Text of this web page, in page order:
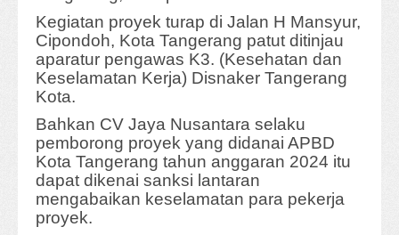
Kegiatan proyek turap di Jalan H Mansyur,
Cipondoh, Kota Tangerang patut ditinjau
aparatur pengawas K3. (Kesehatan dan
Keselamatan Kerja) Disnaker Tangerang
Kota.
Bahkan CV Jaya Nusantara selaku
pemborong proyek yang didanai APBD
Kota Tangerang tahun anggaran 2024 itu
dapat dikenai sanksi lantaran
mengabaikan keselamatan para pekerja
proyek.